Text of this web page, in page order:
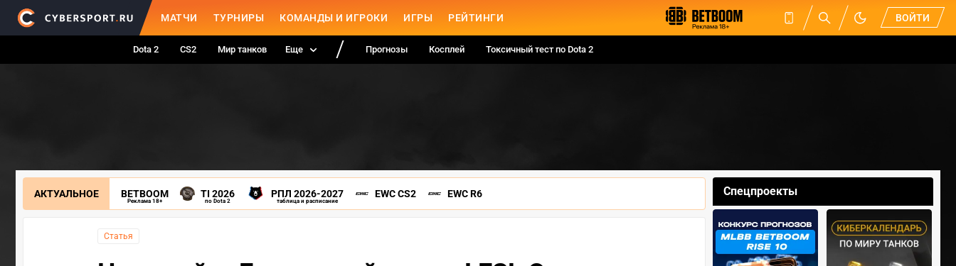
МАТЧИ ТУРНИРЫ КОМАНДЫ И ИГРОКИ ИГРЫ РЕЙТИНГИ ВОЙТИ
Dota 2 CS2 Мир танков Еще Прогнозы Косплей Токсичный тест по Dota 2
АКТУАЛЬНОЕ BETBOOM
Реклама 18+
TI 2026
по Dota 2
РПЛ 2026-2027
таблица и расписание
EWC CS2 EWC R6
Статья
Спецпроекты